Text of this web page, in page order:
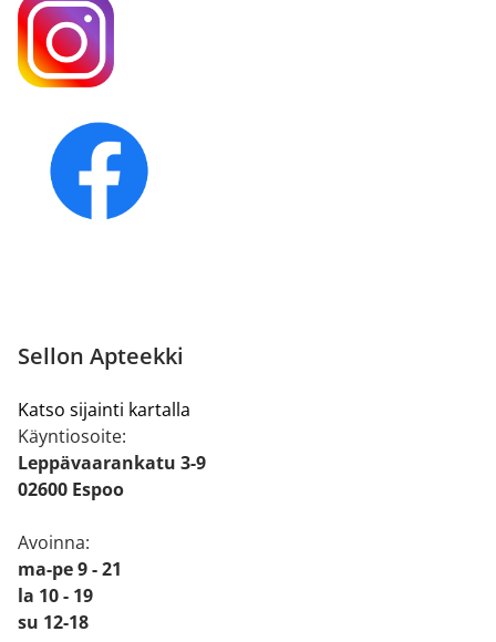
Sellon Apteekki
Katso sijainti kartalla
Käyntiosoite:
Leppävaarankatu 3-9
02600 Espoo
Avoinna:
ma-pe 9 - 21
la 10 - 19
su 12-18